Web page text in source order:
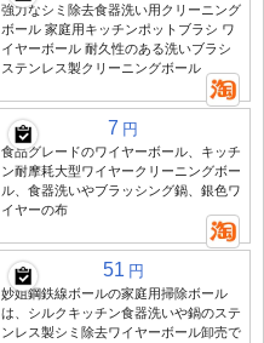
強力なシミ除去食器洗い用クリーニング
ボール 家庭用キッチンポットブラシ ワ
イヤーボール 耐久性のある洗いブラシ
ステンレス製クリーニングボール
7 円
食品グレードのワイヤーボール、キッチ
ン耐摩耗大型ワイヤークリーニングボー
ル、食器洗いやブラッシング鍋、銀色ワ
イヤーの布
51 円
妙姐鋼鉄線ボールの家庭用掃除ボール
は、シルクキッチン食器洗いや鍋のステ
ンレス製シミ除去ワイヤーボール卸売で